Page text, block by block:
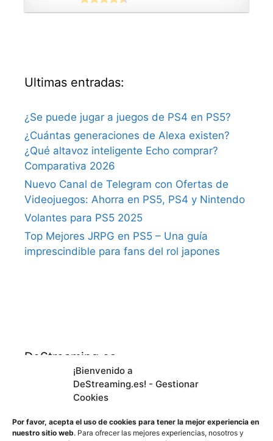
¡Bienvenido a
DeStreaming.es! - Gestionar
Cookies
Por favor, acepta el uso de cookies para tener la mejor experiencia en
nuestro sitio web. Para ofrecer las mejores experiencias, nosotros y
Ultimas entradas:
¿Se puede jugar a juegos de PS4 en PS5?
¿Cuántas generaciones de Alexa existen?
¿Qué altavoz inteligente Echo comprar?
Comparativa 2026
Nuevo Canal de Telegram con Ofertas de
Videojuegos: Ahorra en PS5, PS4 y Nintendo
Volantes para PS5 2025
Top Mejores JRPG en PS5 – Una guía
imprescindible para fans del rol japones
DeStreaming.es
En calidad de afiliado de Amazon, obtengo
cumplen los requisitos aplicables.